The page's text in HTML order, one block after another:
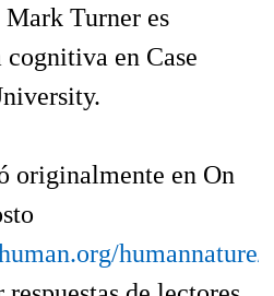
Mark Turner es
en Case
originalmente en On
humannature/